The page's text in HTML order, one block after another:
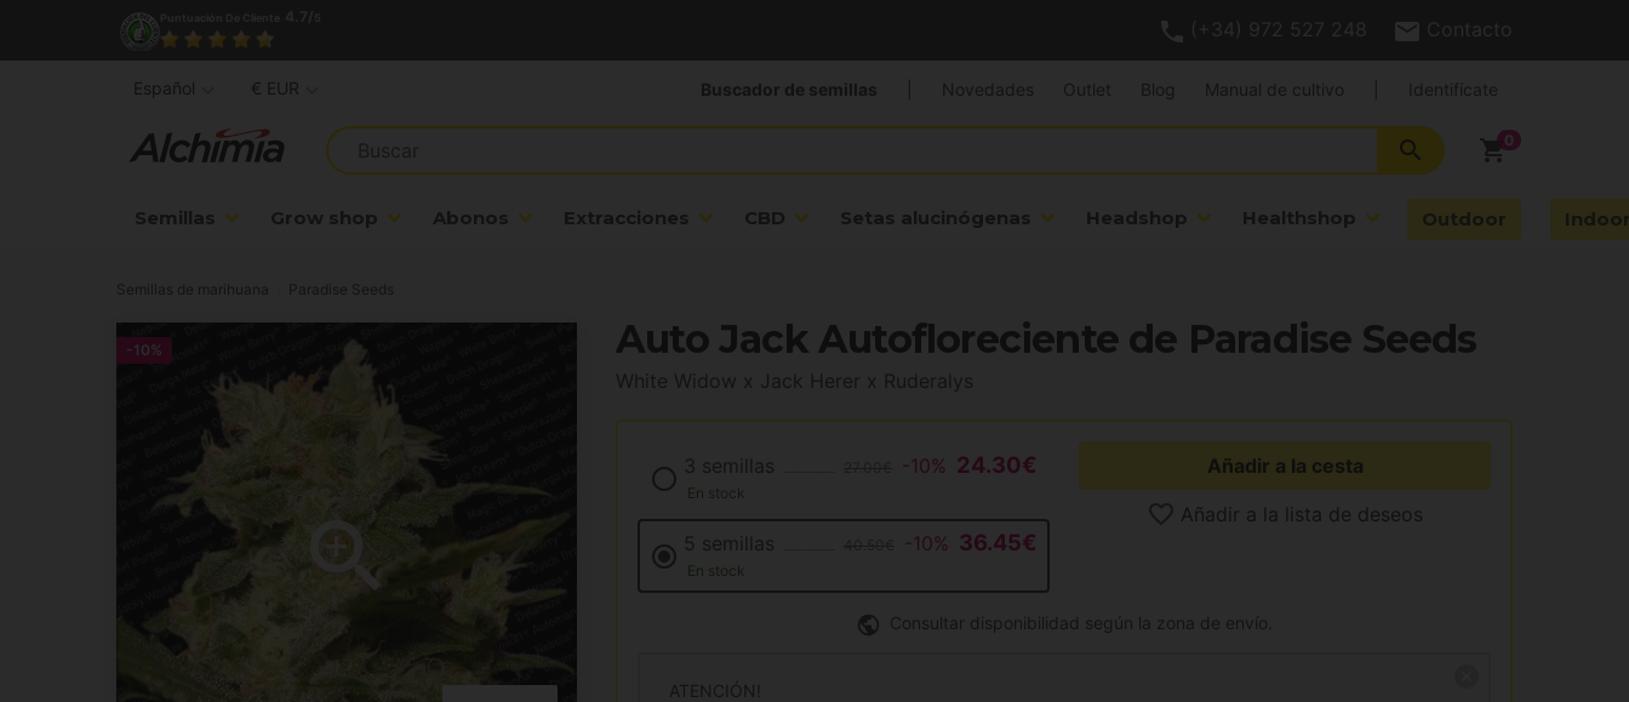
(+34) 972 527 248 Contacto
shopping_cart
search
Semillas Grow shop Abonos Extracciones CBD Setas alucinógenas Headshop Healthshop Outdoor
Buscador de semillas Novedades Outlet Blog Manual de cultivo Identifícate
Español € EUR
Semillas de marihuana Paradise Seeds
Auto Jack Autofloreciente de Paradise Seeds
White Widow x Jack Herer x Ruderalys
-10%
3 semillas -10% 24.30€
En stock
5 semillas -10% 36.45€
En stock
Añadir a la cesta
Añadir a la lista de deseos
Consultar disponibilidad según la zona de envío.
ATENCIÓN!